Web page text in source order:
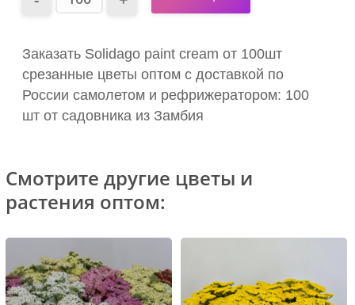
Заказать Solidago paint cream от 100шт
срезанные цветы оптом с доставкой по
России самолетом и рефрижератором: 100
шт от садовника из Замбия
Смотрите другие цветы и
растения оптом: